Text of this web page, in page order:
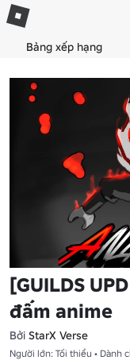
Bảng xếp hạng
[GUILDS
đấm anime
Bởi StarX Verse
Người lớn: Tối thiểu • Dành